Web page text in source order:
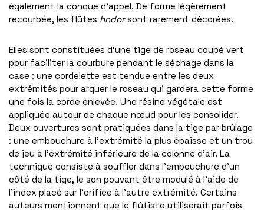
également la conque d’appel. De forme légèrement
recourbée, les flûtes hndorsont rarement décorées.
Elles sont constituées d’une tige de roseau coupé vert
pour faciliter la courbure pendant le séchage dans la
case : une cordelette est tendue entre les deux
extrémités pour arquer le roseau qui gardera cette forme
une fois la corde enlevée. Une résine végétale est
appliquée autour de chaque nœud pour les consolider.
Deux ouvertures sont pratiquées dans la tige par brûlage
: une embouchure à l’extrémité la plus épaisse et un trou
de jeu à l’extrémité inférieure de la colonne d’air. La
technique consiste à souffler dans l’embouchure d’un
côté de la tige, le son pouvant être modulé à l’aide de
l’index placé sur l’orifice à l’autre extrémité. Certains
auteurs mentionnent que le flûtiste utiliserait parfois